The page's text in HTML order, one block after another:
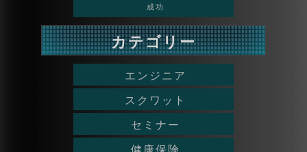
成功
カテゴリー
エンジニア
スクワット
セミナー
健康保険